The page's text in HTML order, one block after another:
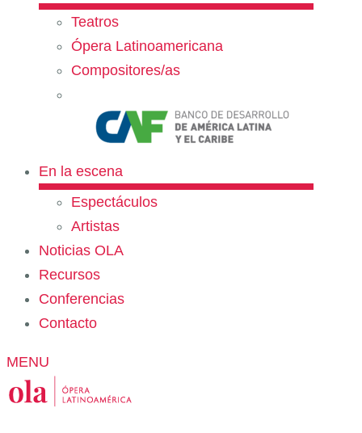
Teatros
Ópera Latinoamericana
Compositores/as
En la escena
Espectáculos
Artistas
Noticias OLA
Recursos
Conferencias
Contacto
MENU